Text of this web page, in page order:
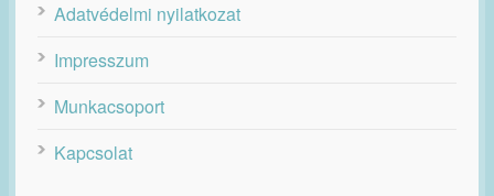
Adatvédelmi nyilatkozat
Impresszum
Munkacsoport
Kapcsolat